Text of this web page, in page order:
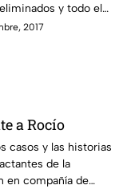
y todo el
exclusivo fuera de la
2017
a Rocío
casos y las historias
de la
en compañía de